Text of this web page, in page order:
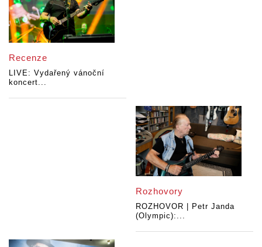
Recenze
LIVE: Vydařený vánoční
koncert...
Rozhovory
ROZHOVOR | Petr Janda
(Olympic):...